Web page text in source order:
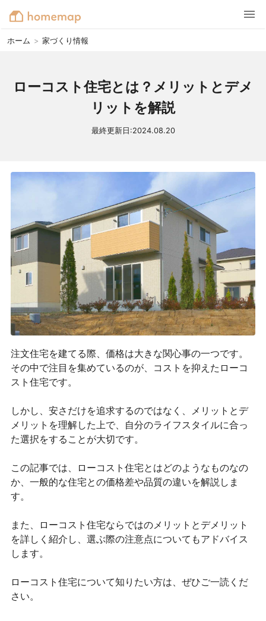
ホーム > 家づくり情報
ローコスト住宅とは？メリットとデメ
リットを解説
最終更新日:2024.08.20
注文住宅を建てる際、価格は大きな関心事の一つです。
その中で注目を集めているのが、コストを抑えたローコ
スト住宅です。
しかし、安さだけを追求するのではなく、メリットとデ
メリットを理解した上で、自分のライフスタイルに合っ
た選択をすることが大切です。
この記事では、ローコスト住宅とはどのようなものなの
か、一般的な住宅との価格差や品質の違いを解説しま
す。
また、ローコスト住宅ならではのメリットとデメリット
を詳しく紹介し、選ぶ際の注意点についてもアドバイス
します。
ローコスト住宅について知りたい方は、ぜひご一読くだ
さい。